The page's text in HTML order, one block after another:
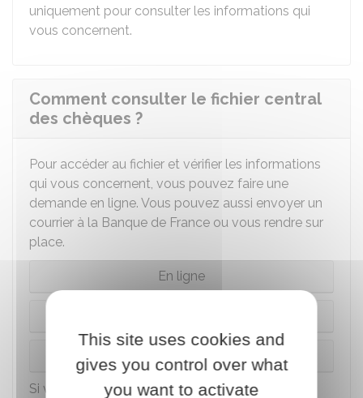
uniquement pour consulter les informations qui
vous concernent.
Comment consulter le fichier central
des chèques ?
Pour accéder au fichier et vérifier les informations
qui vous concernent, vous pouvez faire une
demande en ligne. Vous pouvez aussi envoyer un
courrier à la Banque de France ou vous rendre sur
place.
En ligne
Par courrier
Si votre cas est complexe et que vous ne
This site uses cookies and
gives you control over what
you want to activate